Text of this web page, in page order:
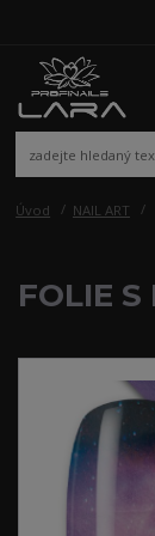
Úvod NAIL ART
FOLIE S